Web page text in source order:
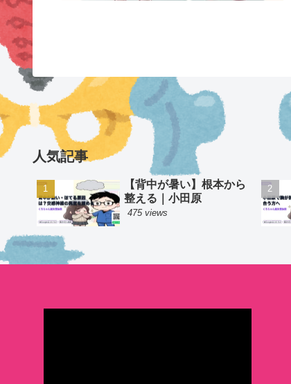
人気記事
【背中が暑い】根本から
整える｜小田原
475 views